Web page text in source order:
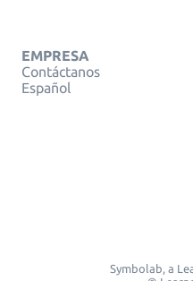
EMPRESA
Contáctanos
Español
Symbolab, a